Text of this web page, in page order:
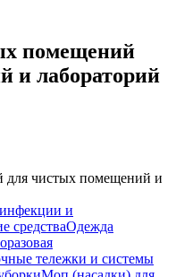
помещений
и лабораторий
для чистых помещений и
и
средстваОдежда
тележки и системы